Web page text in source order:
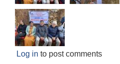
Log in to post comments